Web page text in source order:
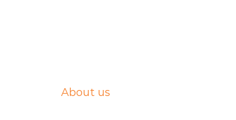
About us